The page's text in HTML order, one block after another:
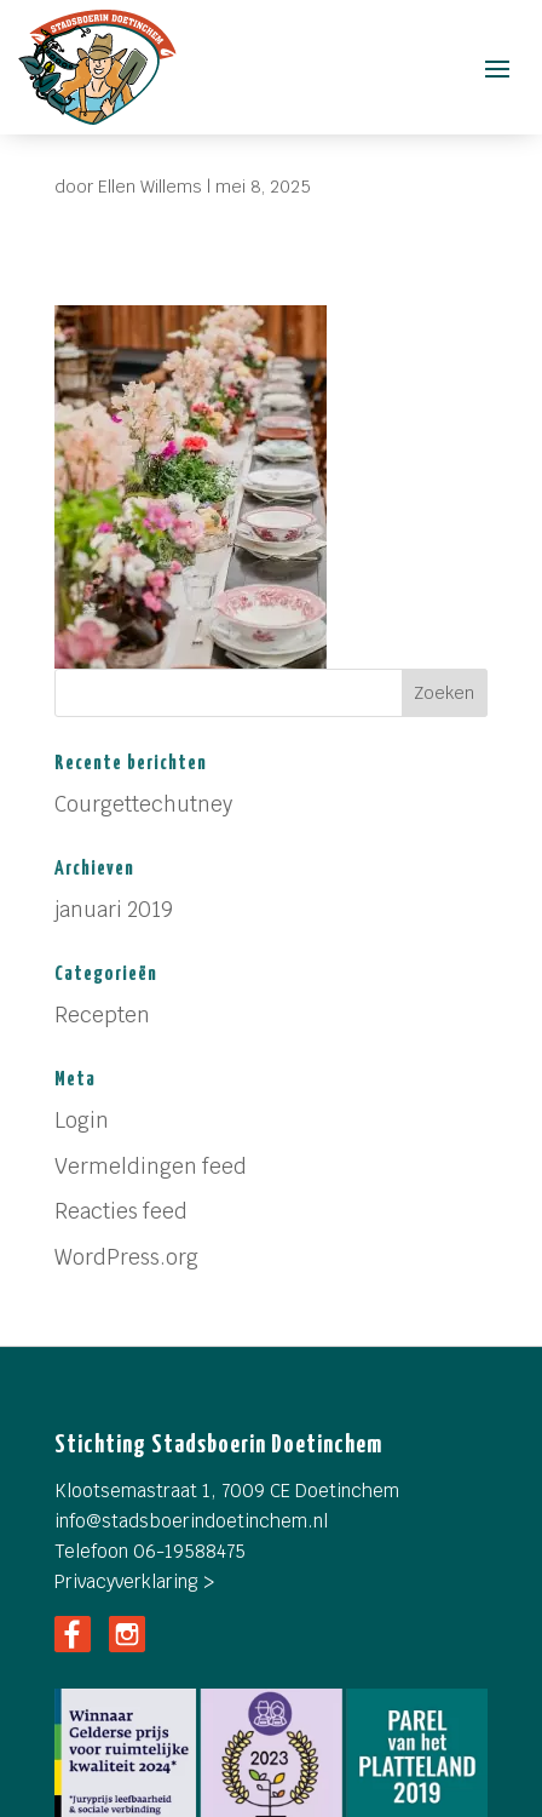
door Ellen Willems | mei 8, 2025
Recente berichten
Courgettechutney
Archieven
januari 2019
Categorieën
Recepten
Meta
Login
Vermeldingen feed
Reacties feed
WordPress.org
Stichting Stadsboerin Doetinchem
Klootsemastraat 1, 7009 CE Doetinchem
info@stadsboerindoetinchem.nl
Telefoon 06-19588475
Privacyverklaring >